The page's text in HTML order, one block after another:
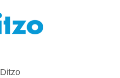
Ditzo